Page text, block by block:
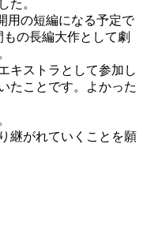
た。
用の短編になる予定で
の長編大作として劇
キストラとして参加し
たことです。よかった
継がれていくことを願